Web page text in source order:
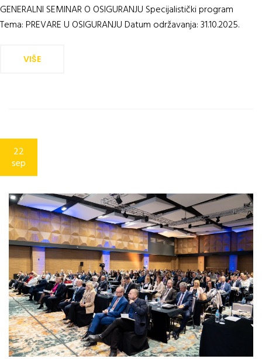
GENERALNI SEMINAR O OSIGURANJU Specijalistički program
Tema: PREVARE U OSIGURANJU Datum održavanja: 31.10.2025.
VIŠE
22
sep